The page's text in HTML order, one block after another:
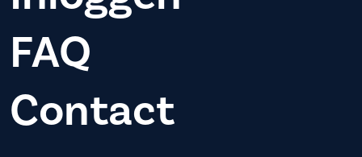
FAQ
Contact